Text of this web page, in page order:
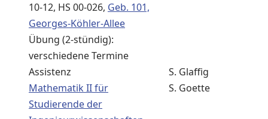
10-12, HS 00-026, Geb. 101,
Georges-Köhler-Allee
Übung (2-stündig):
verschiedene Termine
Assistenz
S. Glaffig
Mathematik II für
Studierende der
S. Goette